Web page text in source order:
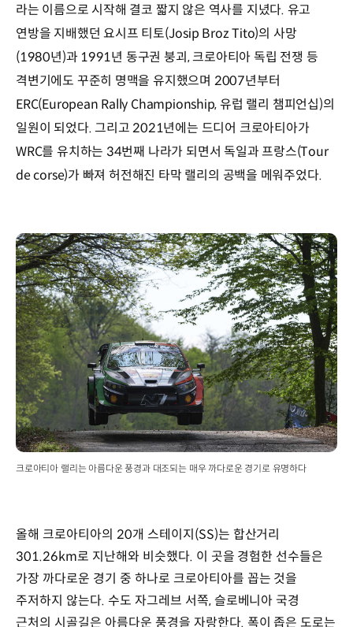
라는 이름으로 시작해 결코 짧지 않은 역사를 지녔다. 유고
연방을 지배했던 요시프 티토(Josip Broz Tito)의 사망
(1980년)과 1991년 동구권 붕괴, 크로아티아 독립 전쟁 등
격변기에도 꾸준히 명맥을 유지했으며 2007년부터
ERC(European Rally Championship, 유럽 랠리 챔피언십)의
일원이 되었다. 그리고 2021년에는 드디어 크로아티아가
WRC를 유치하는 34번째 나라가 되면서 독일과 프랑스(Tour
de corse)가 빠져 허전해진 타막 랠리의 공백을 메워주었다.
크로아티아 랠리는 아름다운 풍경과 대조되는 매우 까다로운 경기로 유명하다
올해 크로아티아의 20개 스테이지(SS)는 합산거리
301.26km로 지난해와 비슷했다. 이 곳을 경험한 선수들은
가장 까다로운 경기 중 하나로 크로아티아를 꼽는 것을
주저하지 않는다. 수도 자그레브 서쪽, 슬로베니아 국경
근처의 시골길은 아름다운 풍경을 자랑한다. 폭이 좁은 도로는